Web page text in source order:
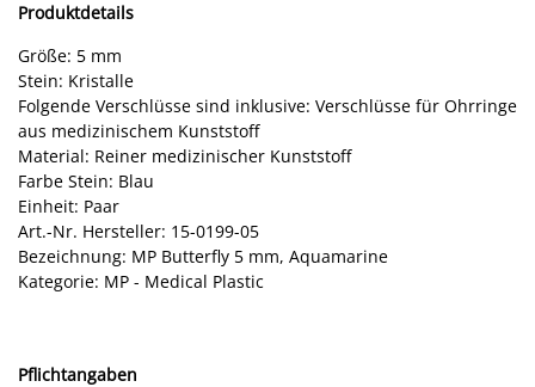
Produktdetails
Größe: 5 mm
Stein: Kristalle
Folgende Verschlüsse sind inklusive: Verschlüsse für Ohrringe
aus medizinischem Kunststoff
Material: Reiner medizinischer Kunststoff
Farbe Stein: Blau
Einheit: Paar
Art.-Nr. Hersteller: 15-0199-05
Bezeichnung: MP Butterfly 5 mm, Aquamarine
Kategorie: MP - Medical Plastic
Pflichtangaben